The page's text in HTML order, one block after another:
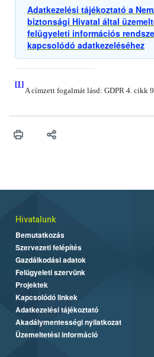
Adatkezelési tájékoztató a
biztonsági Hivatal által
felügyeleti információs
kapcsolódó adatkezeléséhez
[1]
A címzett fogalmát lásd: GDPR 4. cikk
Hivatalunk
Bemutatkozás
Szervezeti felépítés
Gazdálkodási adatok
Felügyeleti szervünk
Projektek
Kapcsolódó linkek
Adatkezelési tájékoztató
Akadálymentességi nyilatkozat
Üzemeltetési információ